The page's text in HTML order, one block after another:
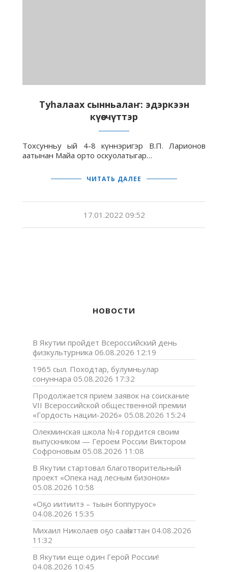
Туһалаах сынньалаҥ: эдэркээн
күөсчүттэр
Тохсунньу ый 4-8 күннэригэр В.П. Ларионов
аатынан Майа орто оскуолатыгар…
ЧИТАТЬ ДАЛЕЕ
17.01.2022 09:52
НОВОСТИ
В Якутии пройдет Всероссийский день
физкультурника 06.08.2026 12:19
1965 сыл. Походтар, булумньулар
сонуннара 05.08.2026 17:32
Продолжается прием заявок на соискание
VII Всероссийской общественной премии
«Гордость нации-2026» 05.08.2026 15:24
Олекминская школа №4 гордится своим
выпускником — Героем России Виктором
Софроновым 05.08.2026 11:08
В Якутии стартовал благотворительный
проект «Опека над лесным бизоном»
05.08.2026 10:58
«Оҕо иитиитэ – тыын боппуруос»
04.08.2026 15:35
Михаил Николаев оҕо сааһыттан 04.08.2026
11:32
В Якутии еще один Герой России!
04.08.2026 10:45